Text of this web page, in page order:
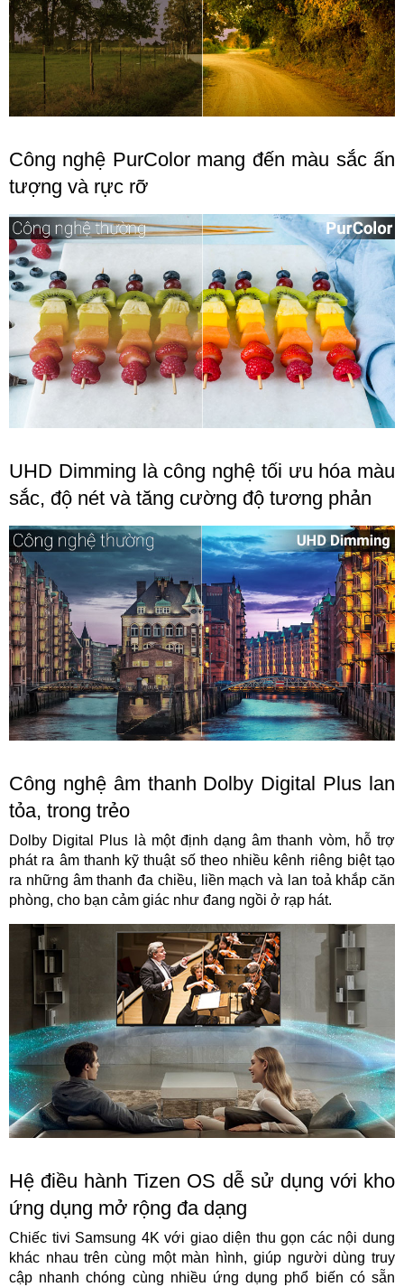
Công nghệ PurColor mang đến màu sắc ấn
tượng và rực rỡ
UHD Dimming là công nghệ tối ưu hóa màu
sắc, độ nét và tăng cường độ tương phản
Công nghệ âm thanh Dolby Digital Plus lan
tỏa, trong trẻo
Dolby Digital Plus là một định dạng âm thanh vòm, hỗ trợ
phát ra âm thanh kỹ thuật số theo nhiều kênh riêng biệt tạo
ra những âm thanh đa chiều, liền mạch và lan toả khắp căn
phòng, cho bạn cảm giác như đang ngồi ở rạp hát.
Hệ điều hành Tizen OS dễ sử dụng với kho
ứng dụng mở rộng đa dạng
Chiếc tivi Samsung 4K với giao diện thu gọn các nội dung
khác nhau trên cùng một màn hình, giúp người dùng truy
cập nhanh chóng cùng nhiều ứng dụng phổ biến có sẵn